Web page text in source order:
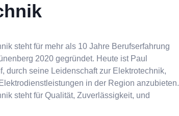
steht für mehr als 10 Jahre Berufserfahrung
2020 gegründet. Heute ist Paul
durch seine Leidenschaft zur Elektrotechnik,
in der Region anzubieten.
steht für Qualität, Zuverlässigkeit, und